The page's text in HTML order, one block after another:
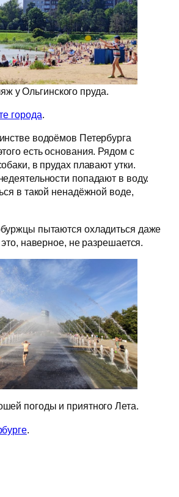
у Ольгинского пруда.
города.
водоёмов Петербурга
есть основания. Рядом с
в прудах плавают утки.
попадают в воду.
в такой ненадёжной воде,
пытаются охладиться даже
наверное, не разрешается.
погоды и приятного Лета.
.